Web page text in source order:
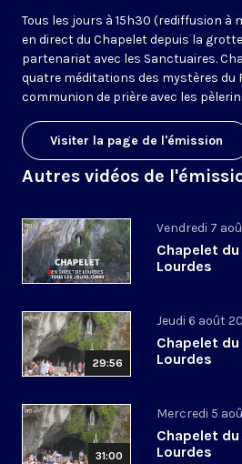
Tous les jours à 15h30 (rediffusion
en direct du Chapelet depuis la
partenariat avec les Sanctuaires.
quatre méditations des mystères du
communion de prière avec les
Visiter la page de l'émission
Autres vidéos de
Vendredi 7
Chapelet
Lourdes
29:56
Jeudi 6 août
Chapelet
Lourdes
31:00
Mercredi 5
Chapelet
Lourdes